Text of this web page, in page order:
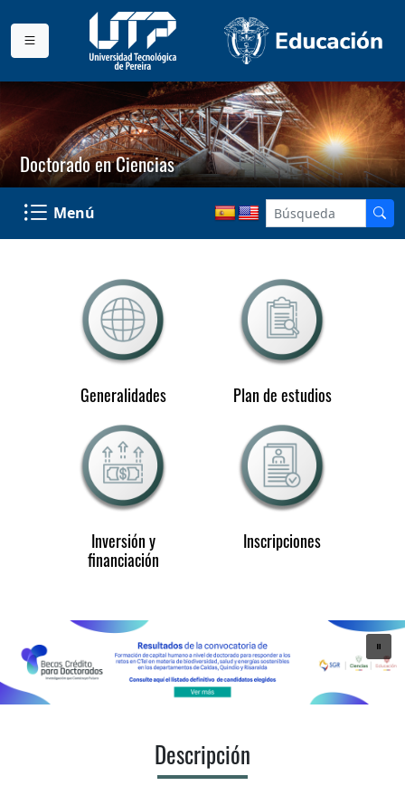
Doctorado en Ciencias
Menú
Generalidades Plan de estudios
Inversión y
financiación
Inscripciones
Descripción